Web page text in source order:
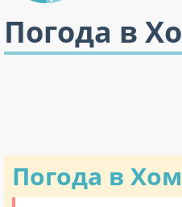
Погода в
Погода в